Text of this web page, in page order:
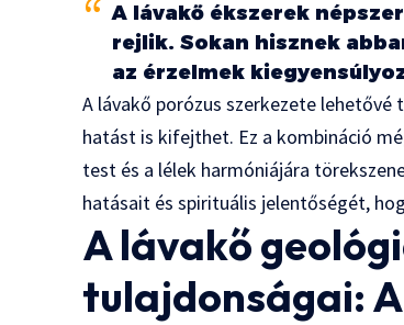
A lávakő ékszerek
rejlik. Sokan hisznek
az érzelmek
A lávakő porózus szerkezete
hatást is kifejthet. Ez a kombináció
test és a lélek harmóniájára
hatásait és spirituális jelentőségét,
A lávakő
tulajdonságai: